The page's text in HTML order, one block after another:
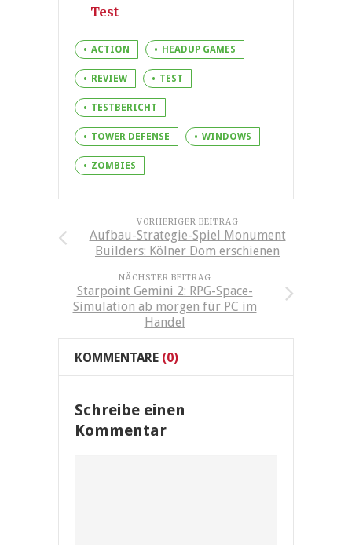
Test
ACTION HEADUP GAMES
REVIEW TEST
TESTBERICHT
TOWER DEFENSE WINDOWS
ZOMBIES
VORHERIGER BEITRAG
Aufbau-Strategie-Spiel Monument
Builders: Kölner Dom erschienen
NÄCHSTER BEITRAG
Starpoint Gemini 2: RPG-Space-
Simulation ab morgen für PC im
Handel
KOMMENTARE (0)
Schreibe einen
Kommentar